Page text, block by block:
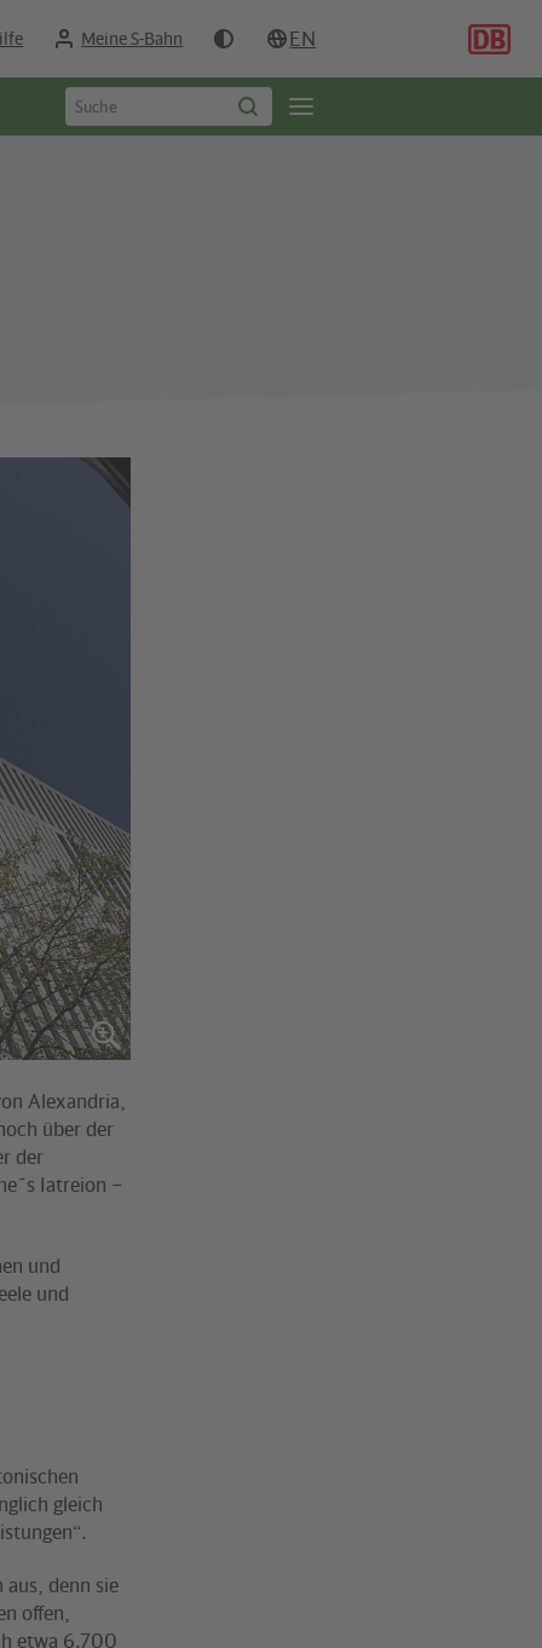
Meine S-Bahn EN
Suchbegriff
eingeben
Suche
starten
Öffne
Seitennavigation
Alexandria,
über der
der
Iatreion –
und
und
gleich
denn sie
offen,
etwa 6.700